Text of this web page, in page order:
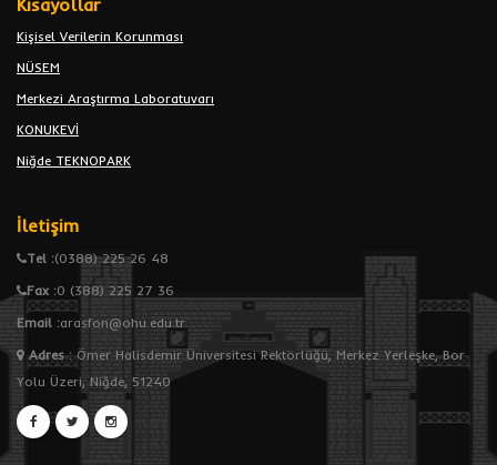
Kısayollar
Kişisel Verilerin Korunması
NÜSEM
Merkezi Araştırma Laboratuvarı
KONUKEVİ
Niğde TEKNOPARK
İletişim
Tel :(0388) 225 26 48
Fax :0 (388) 225 27 36
Email :arasfon@ohu.edu.tr
Adres:Ömer Halisdemir Üniversitesi Rektörlüğü, Merkez Yerleşke, Bor
Yolu Üzeri, Niğde, 51240